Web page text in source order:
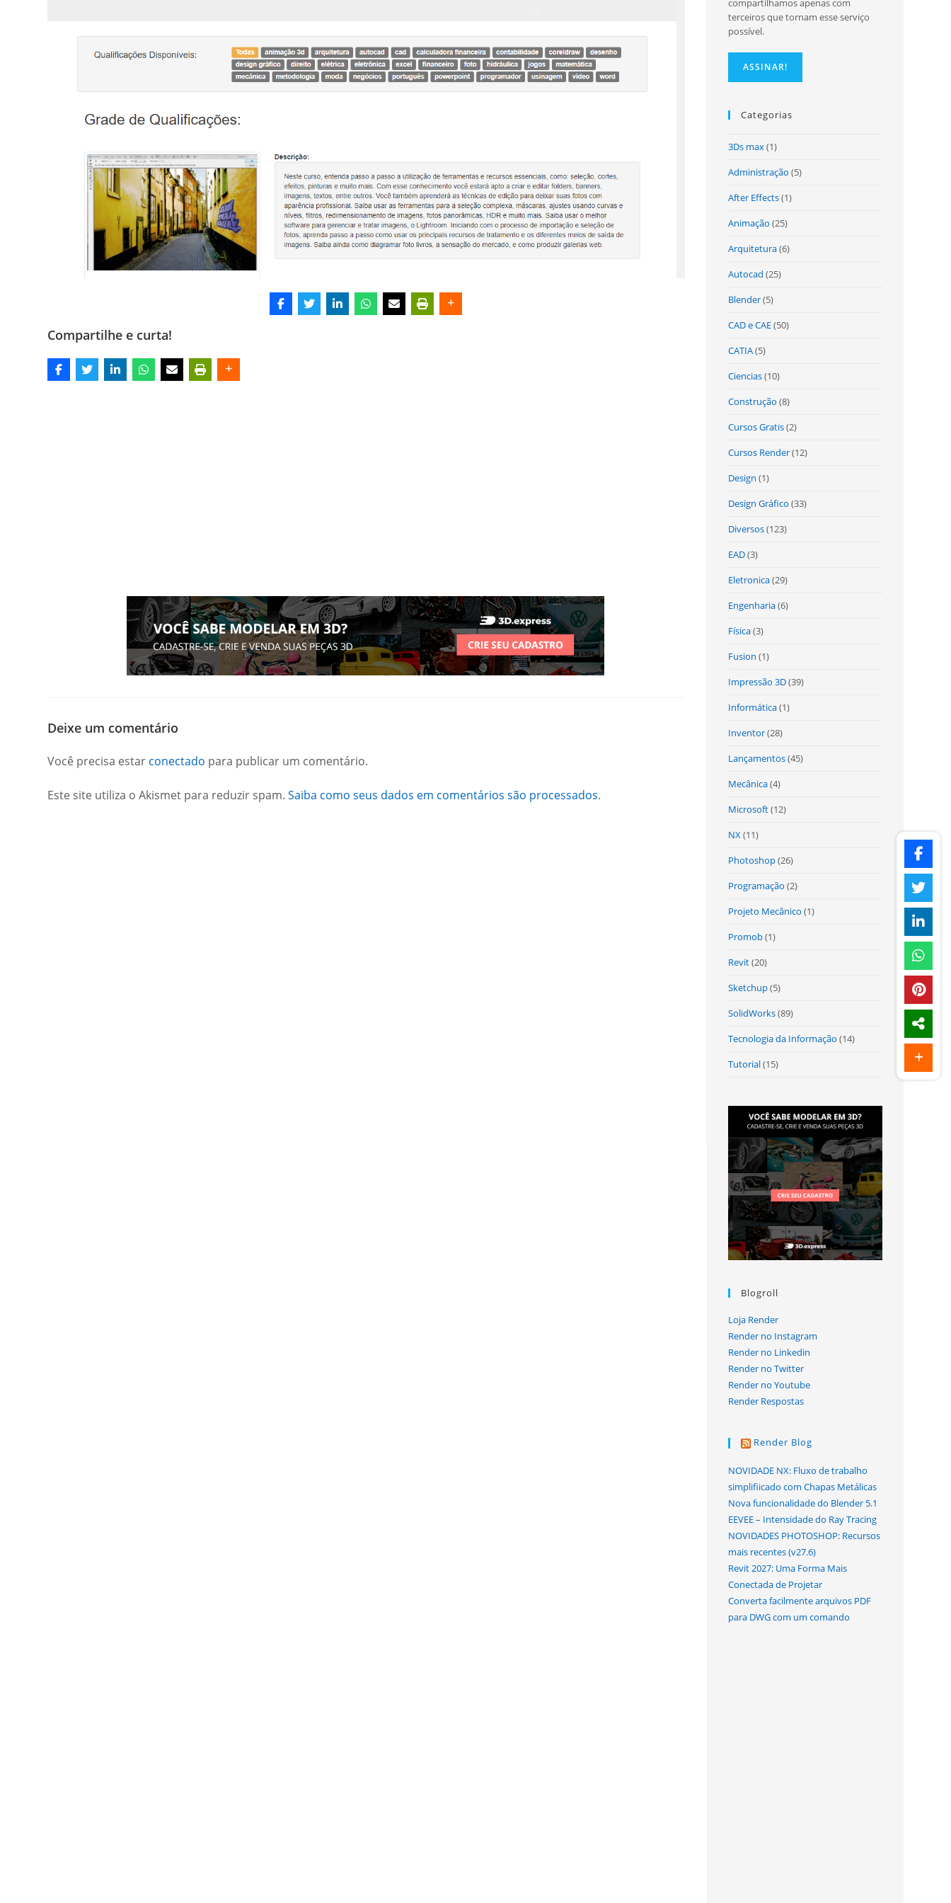
Compartilhe e curta!
Deixe um comentário
Você precisa estar conectado para publicar um comentário.
Este site utiliza o Akismet para reduzir spam.Saiba como seus dados em comentários são processados.
compartilhamos apenas com
terceiros que tornam esse serviço
possível.
Categorias
3Ds max(1)
Administração (5)
After Effects(1)
Animação (25)
Arquitetura(6)
Autocad (25)
Blender(5)
CAD e CAE(50)
CATIA(5)
Ciencias(10)
Construção (8)
Cursos Gratis(2)
Cursos Render(12)
Design (1)
Design Gráfico (33)
Diversos(123)
EAD(3)
Eletronica(29)
Engenharia(6)
Física(3)
Fusion (1)
Impressão 3D(39)
Informática(1)
Inventor(28)
Lançamentos(45)
Mecânica(4)
Microsoft(12)
NX(11)
Photoshop(26)
Programação (2)
Projeto Mecânico (1)
Promob(1)
Revit(20)
Sketchup(5)
SolidWorks(89)
Tecnologia da Informação (14)
Tutorial(15)
Blogroll
Loja Render
Render no Instagram
Render no Linkedin
Render no Twitter
Render no Youtube
Render Respostas
Render Blog
NOVIDADE NX: Fluxo de trabalho
simplifiicado com Chapas Metálicas
Nova funcionalidade do Blender 5.1
EEVEE – Intensidade do Ray Tracing
NOVIDADES PHOTOSHOP: Recursos
mais recentes (v27.6)
Revit 2027: Uma Forma Mais
Conectada de Projetar
Converta facilmente arquivos PDF
para DWG com um comando